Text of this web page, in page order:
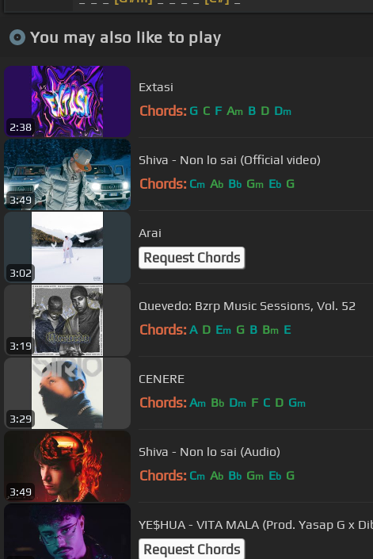
You may also like to play
2:38
Extasi
Chords: G C F Am B D Dm
3:49
Shiva - Non lo sai (Official video)
Chords: Cm Ab Bb Gm Eb G
3:02
Arai
Request Chords
3:19
Quevedo: Bzrp Music Sessions, Vol. 52
Chords: A D Em G B Bm E
3:29
CENERE
Chords: Am Bb Dm F C D Gm
3:49
Shiva - Non lo sai (Audio)
Chords: Cm Ab Bb Gm Eb G
YE$HUA - VITA MALA (Prod. Yasap G x
Request Chords